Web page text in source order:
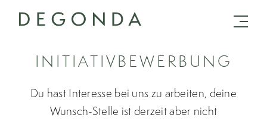
INITIATIVBEWERBUNG
Du hast Interesse bei uns zu arbeiten, deine
Wunsch-Stelle ist derzeit aber nicht